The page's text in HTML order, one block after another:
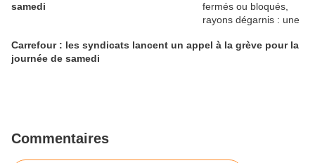
samedi
Carrefour : les syndicats lancent un appel à la grève pour la
journée de samedi
Commentaires